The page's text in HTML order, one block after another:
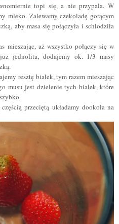
topi się, a nie przypala. W
mleko. Zalewamy czekoladę gorącym
aby masa się połączyła i schłodziła
mieszając, aż wszystko połączy się w
jednolita, dodajemy ok. 1/3 masy
resztę białek, tym razem mieszając
musu jest dzielenie tych białek, które
przeciętą układamy dookoła na